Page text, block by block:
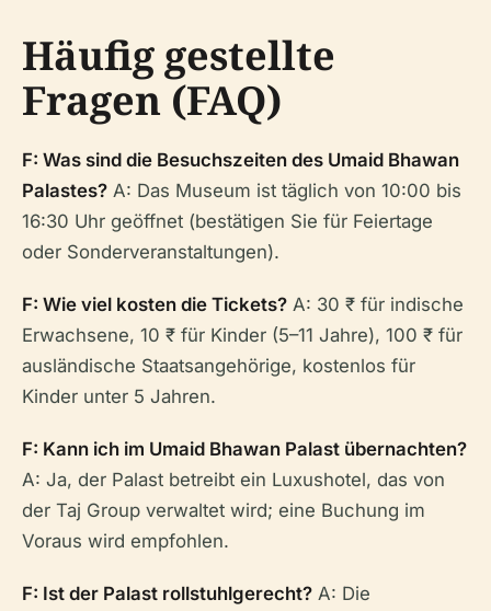
Häufig gestellte
Fragen (FAQ)
F: Was sind die Besuchszeiten des Umaid Bhawan
Palastes? A: Das Museum ist täglich von 10:00 bis
16:30 Uhr geöffnet (bestätigen Sie für Feiertage
oder Sonderveranstaltungen).
F: Wie viel kosten die Tickets? A: 30 ₹ für indische
Erwachsene, 10 ₹ für Kinder (5–11 Jahre), 100 ₹ für
ausländische Staatsangehörige, kostenlos für
Kinder unter 5 Jahren.
F: Kann ich im Umaid Bhawan Palast übernachten?
A: Ja, der Palast betreibt ein Luxushotel, das von
der Taj Group verwaltet wird; eine Buchung im
Voraus wird empfohlen.
F: Ist der Palast rollstuhlgerecht? A: Die